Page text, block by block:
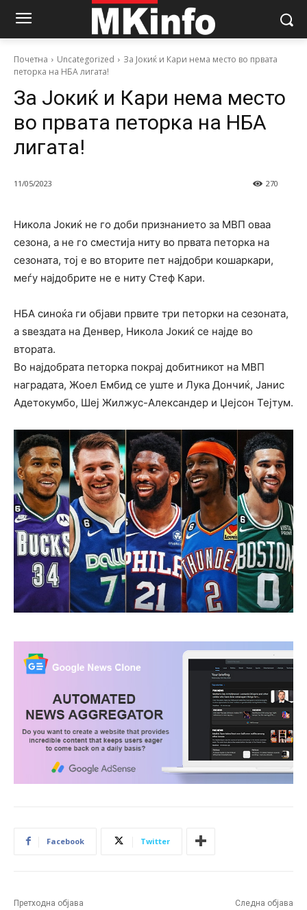
Почетна Uncategorized
За Јокиќ и Кари нема место во првата
петорка на НБА лигата!
За Јокиќ и Кари нема место
во првата петорка на НБА
лигата!
11/05/2023 270
Никола Јокиќ не го доби признанието за МВП оваа
сезона, а не го сместија ниту во првата петорка на
сезоната, тој е во вторите пет најдобри кошаркари,
меѓу најдобрите не е ниту Стеф Кари.
НБА синоќа ги објави првите три петорки на сезоната,
а ѕвездата на Денвер, Никола Јокиќ се најде во
втората.
Во најдобрата петорка покрај добитникот на МВП
наградата, Жоел Ембид се уште и Лука Дончиќ, Јанис
Адетокумбо, Шеј Жилжус-Александер и Џејсон Тејтум.
Facebook Twitter
Претходна објава Следна објава